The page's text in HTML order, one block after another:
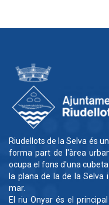
Riudellots de la Selva és
forma part de l'àrea
ocupa el fons d'una
la plana de la de la
mar.
El riu Onyar és el